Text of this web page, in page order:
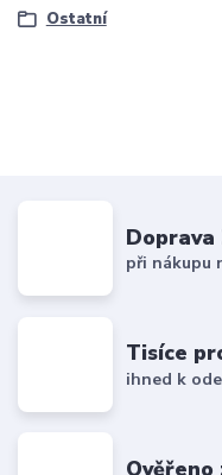
Ostatní
Doprava
při nákupu
Tisíce
ihned k
Ověřeno